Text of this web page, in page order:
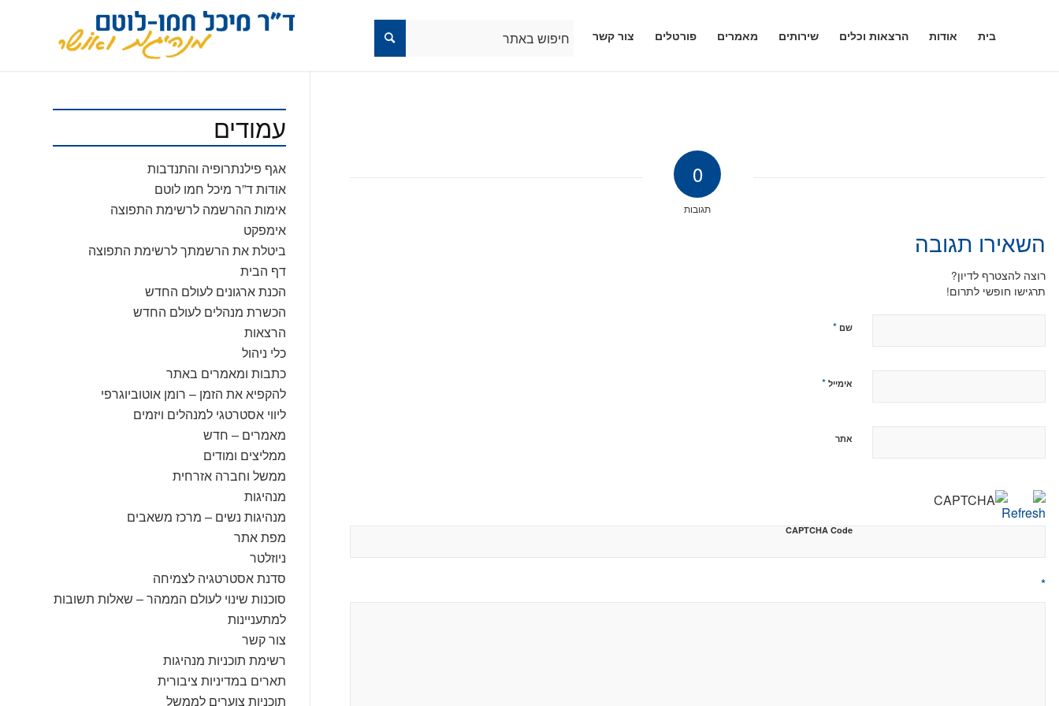
בית אודות הרצאות וכלים שירותים מאמרים פורטלים צור קשר
0
תגובות
השאירו תגובה
רוצה להצטרף לדיון?
תרגישו חופשי לתרום!
שם *
אימייל *
אתר
CAPTCHA Code
*
עמודים
אגף פילנתרופיה והתנדבות
אודות ד”ר מיכל חמו לוטם
אימות ההרשמה לרשימת התפוצה
אימפקט
ביטלת את הרשמתך לרשימת התפוצה
דף הבית
הכנת ארגונים לעולם החדש
הכשרת מנהלים לעולם החדש
הרצאות
כלי ניהול
כתבות ומאמרים באתר
להקפיא את הזמן – רומן אוטוביוגרפי
ליווי אסטרטגי למנהלים ויזמים
מאמרים – חדש
ממליצים ומודים
ממשל וחברה אזרחית
מנהיגות
מנהיגות נשים – מרכז משאבים
מפת אתר
ניוזלטר
סדנת אסטרטגיה לצמיחה
סוכנות שינוי לעולם הממהר – שאלות תשובות
למתעניינות
צור קשר
רשימת תוכניות מנהיגות
תארים במדיניות ציבורית
תוכניות צוערים לממשל